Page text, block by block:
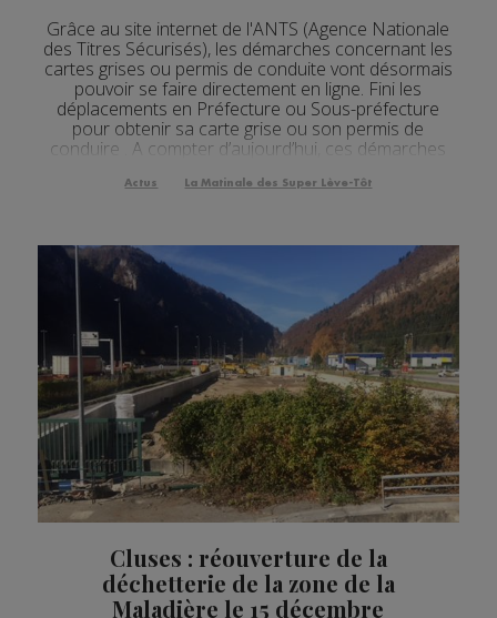
Grâce au site internet de l'ANTS (Agence Nationale
des Titres Sécurisés), les démarches concernant les
cartes grises ou permis de conduite vont désormais
pouvoir se faire directement en ligne. Fini les
déplacements en Préfecture ou Sous-préfecture
pour obtenir sa carte grise ou son permis de
conduire . A compter d’aujourd’hui, ces démarches
Actus La Matinale des Super Lève-Tôt
Cluses : réouverture de la
déchetterie de la zone de la
Maladière le 15 décembre